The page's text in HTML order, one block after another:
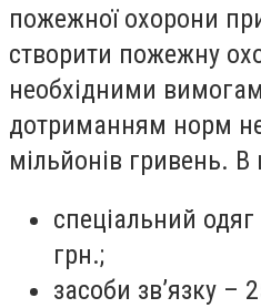
пожежної охорони
створити пожежну
необхідними
дотриманням норм
мільйонів гривень.
спеціальний
грн.;
засоби зв’язку –